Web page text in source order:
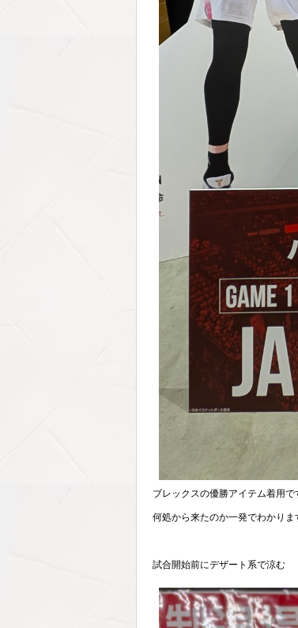
ブレックスの優勝アイテム着用で
何処から来たのか一発でわかりま
試合開始前にデザート系で涼む